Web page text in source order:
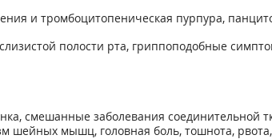
и тромбоцитопеническая пурпура,
полости рта, гриппоподобные
смешанные заболевания соединительной
шейных мышц, головная боль, тошнота,